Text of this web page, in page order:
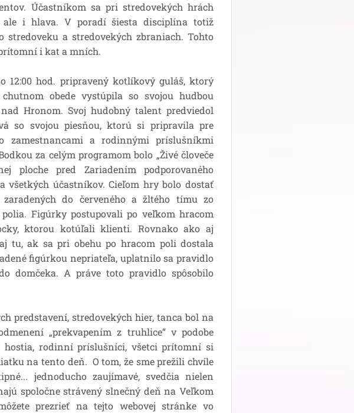
Účastníkom sa pri stredovekých hrách
i hlava. V poradí šiesta disciplína totiž
stredoveku a stredovekých zbraniach. Tohto
i kat a mních.
hod. pripravený kotlíkový guláš, ktorý
obede vystúpila so svojou hudbou
Hronom. Svoj hudobný talent predviedol
so svojou piesňou, ktorú si pripravila pre
zamestnancami a rodinnými príslušníkmi
za celým programom bolo „Živé človeče
ploche pred Zariadením podporovaného
všetkých účastníkov. Cieľom hry bolo dostať
do červeného a žltého tímu zo
Figúrky postupovali po veľkom hracom
ktorou kotúľali klienti. Rovnako ako aj
tu, ak sa pri obehu po hracom poli dostala
figúrkou nepriateľa, uplatnilo sa pravidlo
domčeka. A práve toto pravidlo spôsobilo
predstavení, stredovekých hier, tanca bol na
„prekvapením z truhlice“ v podobe
hostia, rodinní príslušníci, všetci prítomní si
na tento deň. O tom, že sme prežili chvíle
jednoducho zaujímavé, svedčia nielen
spoločne strávený slnečný deň na Veľkom
prezrieť na tejto webovej stránke vo